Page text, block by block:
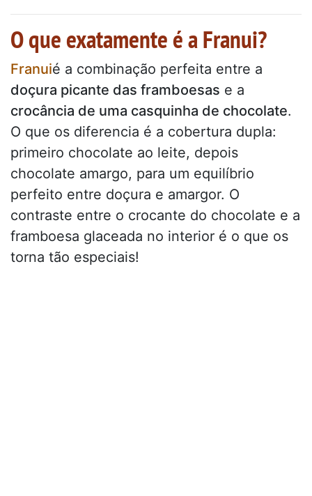
O que exatamente é a Franui?
Franuié a combinação perfeita entre a
doçura picante das framboesas e a
crocância de uma casquinha de chocolate.
O que os diferencia é a cobertura dupla:
primeiro chocolate ao leite, depois
chocolate amargo, para um equilíbrio
perfeito entre doçura e amargor. O
contraste entre o crocante do chocolate e a
framboesa glaceada no interior é o que os
torna tão especiais!